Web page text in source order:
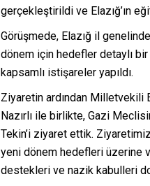
gerçekleştirildi ve Elazığ’ın
Görüşmede, Elazığ il
dönem için hedefler detaylı
kapsamlı istişareler yapıldı.
Ziyaretin ardından Milletvekili
Nazırlı ile birlikte, Gazi
Tekin’i ziyaret ettik.
yeni dönem hedefleri üzerine
destekleri ve nazik kabulleri